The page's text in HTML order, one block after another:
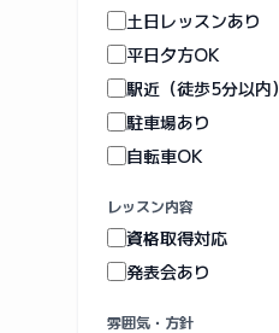
土日レッスンあり
平日夕方OK
駅近（徒歩5分以内）
駐車場あり
自転車OK
レッスン内容
資格取得対応
発表会あり
雰囲気・方針